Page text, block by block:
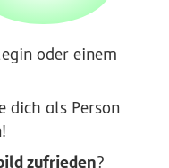
oder einem
dich als Person
zufrieden?